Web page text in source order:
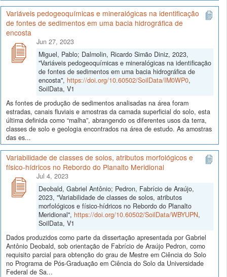
Variáveis pedogeoquímicas e mineralógicas na identificação
de fontes de sedimentos em uma bacia hidrográfica de
encosta
Jun 27, 2023
Miguel, Pablo; Dalmolin, Ricardo Simão Diniz, 2023,
"Variáveis pedogeoquímicas e mineralógicas na identificação
de fontes de sedimentos em uma bacia hidrográfica de
encosta", https://doi.org/10.60502/SoilData/IM0WP0,
SoilData, V1
As fontes de produção de sedimentos analisadas na área foram
estradas, canais fluviais e amostras da camada superficial do solo, esta
última definida como “malha”, abrangendo os diferentes usos da terra,
classes de solo e geologia encontrados na área de estudo. As amostras
das es...
Variabilidade de classes de solos, atributos morfológicos e
físico-hídricos no Rebordo do Planalto Meridional
Jul 4, 2023
Deobald, Gabriel Antônio; Pedron, Fabrício de Araújo,
2023, "Variabilidade de classes de solos, atributos
morfológicos e físico-hídricos no Rebordo do Planalto
Meridional", https://doi.org/10.60502/SoilData/WBYUPN,
SoilData, V1
Dados produzidos como parte da dissertação apresentada por Gabriel
Antônio Deobald, sob orientação de Fabrício de Araújo Pedron, como
requisito parcial para obtenção do grau de Mestre em Ciência do Solo
no Programa de Pós-Graduação em Ciência do Solo da Universidade
Federal de Sa...